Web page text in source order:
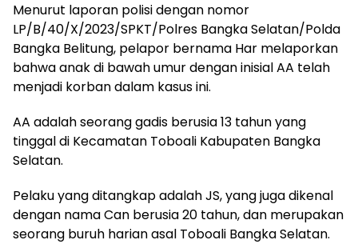
Menurut laporan polisi dengan nomor
LP/B/40/X/2023/SPKT/Polres Bangka Selatan/Polda
Bangka Belitung, pelapor bernama Har melaporkan
bahwa anak di bawah umur dengan inisial AA telah
menjadi korban dalam kasus ini.
AA adalah seorang gadis berusia 13 tahun yang
tinggal di Kecamatan Toboali Kabupaten Bangka
Selatan.
Pelaku yang ditangkap adalah JS, yang juga dikenal
dengan nama Can berusia 20 tahun, dan merupakan
seorang buruh harian asal Toboali Bangka Selatan.